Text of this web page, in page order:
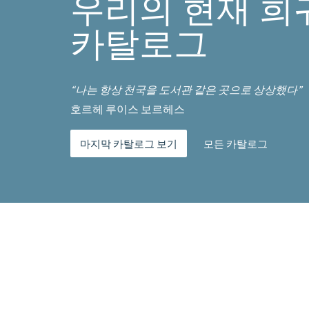
우리의 현재 희
카탈로그
“나는 항상 천국을 도서관 같은 곳으로 상상했다”
호르헤 루이스 보르헤스
마지막 카탈로그 보기 모든 카탈로그